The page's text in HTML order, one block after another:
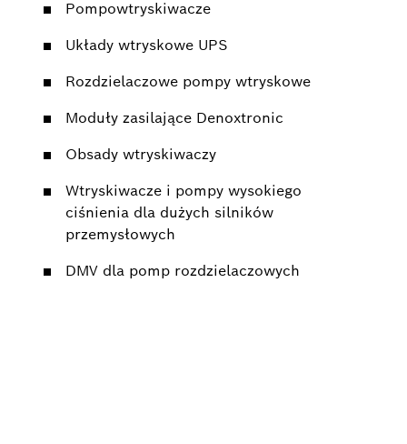
Pompowtryskiwacze
Układy wtryskowe UPS
Rozdzielaczowe pompy wtryskowe
Moduły zasilające Denoxtronic
Obsady wtryskiwaczy
Wtryskiwacze i pompy wysokiego
ciśnienia dla dużych silników
przemysłowych
DMV dla pomp rozdzielaczowych